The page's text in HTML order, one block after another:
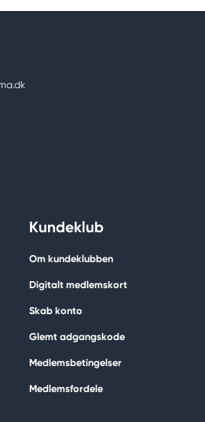
Kundeklub
Om kundeklubben
Digitalt medlemskort
Skab konto
Glemt adgangskode
Medlemsbetingelser
Medlemsfordele